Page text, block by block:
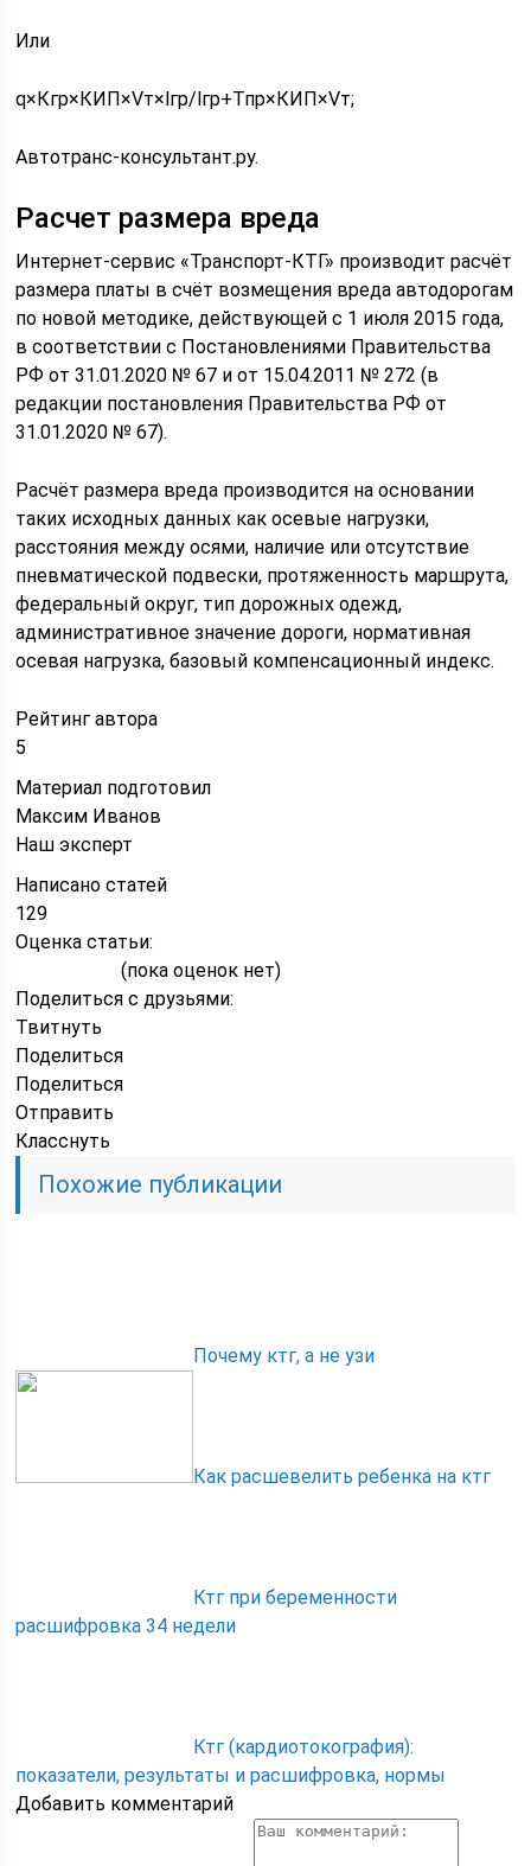
Или
q×Кгр×КИП×Vт×lгр/lгр+Тпр×КИП×Vт;
Автотранс-консультант.ру.
Расчет размера вреда
Интернет-сервис «Транспорт-КТГ» производит расчёт
размера платы в счёт возмещения вреда автодорогам
по новой методике, действующей с 1 июля 2015 года,
в соответствии с Постановлениями Правительства
РФ от 31.01.2020 № 67 и от 15.04.2011 № 272 (в
редакции постановления Правительства РФ от
31.01.2020 № 67).
Расчёт размера вреда производится на основании
таких исходных данных как осевые нагрузки,
расстояния между осями, наличие или отсутствие
пневматической подвески, протяженность маршрута,
федеральный округ, тип дорожных одежд,
административное значение дороги, нормативная
осевая нагрузка, базовый компенсационный индекс.
Рейтинг автора
5
Материал подготовил
Максим Иванов
Наш эксперт
Написано статей
129
Оценка статьи:
(пока оценок нет)
Поделиться с друзьями:
Твитнуть
Поделиться
Поделиться
Отправить
Класснуть
Похожие публикации
Почему ктг, а не узи
Как расшевелить ребенка на ктг
Ктг при беременности
расшифровка 34 недели
Ктг (кардиотокография):
показатели, результаты и расшифровка, нормы
Добавить комментарий